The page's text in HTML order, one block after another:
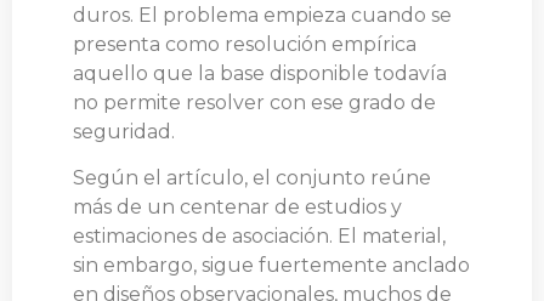
duros. El problema empieza cuando se
presenta como resolución empírica
aquello que la base disponible todavía
no permite resolver con ese grado de
seguridad.
Según el artículo, el conjunto reúne
más de un centenar de estudios y
estimaciones de asociación. El material,
sin embargo, sigue fuertemente anclado
en diseños observacionales, muchos de